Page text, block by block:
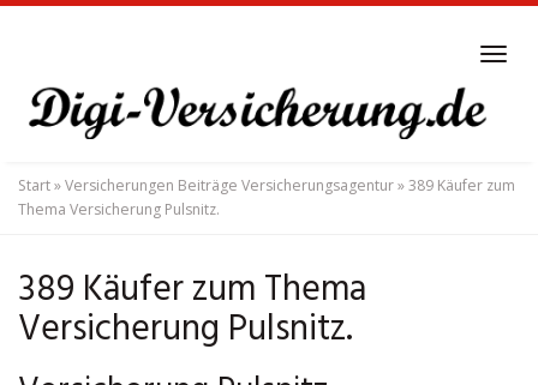
main
content
Start»Versicherungen Beiträge Versicherungsagentur»389 Käufer zum
Thema Versicherung Pulsnitz.
389 Käufer zum Thema
Versicherung Pulsnitz.